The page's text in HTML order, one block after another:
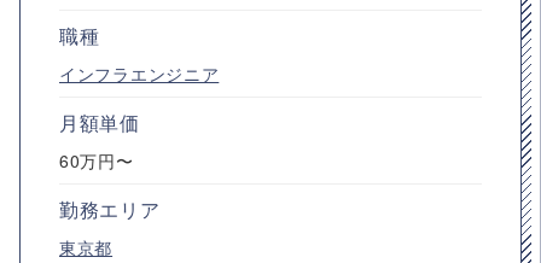
職種
インフラエンジニア
月額単価
60万円〜
勤務エリア
東京都